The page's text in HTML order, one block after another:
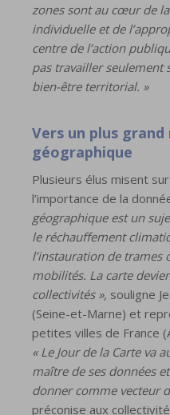
zones sont au cœur de
individuelle et de
centre de l’action
pas travailler seulement
bien-être territorial. »
Vers un plus
géographique
Plusieurs élus misent
l’importance de la
géographique est un
le réchauffement
l’instauration de trames
mobilités. La carte
collectivités », souligne
(Seine-et-Marne) et
petites villes de France
« Le Jour de la Carte va
maître de ses données
donner comme vecteur
préconise aux